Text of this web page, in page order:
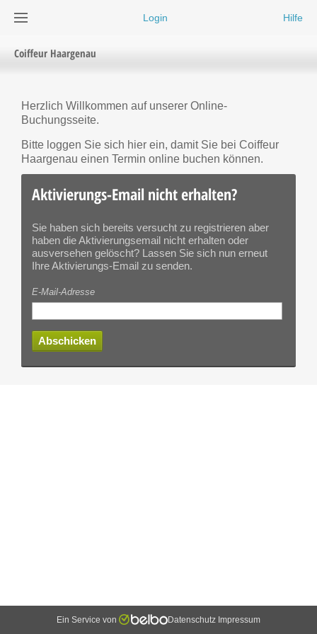
Login Hilfe
Coiffeur Haargenau
Herzlich Willkommen auf unserer Online-
Buchungsseite.
Bitte loggen Sie sich hier ein, damit Sie bei Coiffeur
Haargenau einen Termin online buchen können.
Aktivierungs-Email nicht erhalten?
Sie haben sich bereits versucht zu registrieren aber
haben die Aktivierungsemail nicht erhalten oder
ausversehen gelöscht? Lassen Sie sich nun erneut
Ihre Aktivierungs-Email zu senden.
E-Mail-Adresse
Abschicken
Ein Service von Datenschutz Impressum